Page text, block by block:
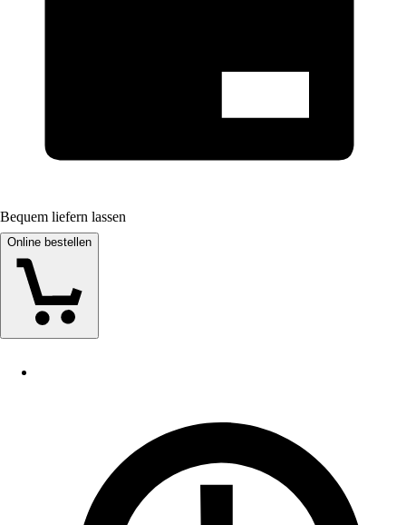
Bequem liefern lassen
Online bestellen